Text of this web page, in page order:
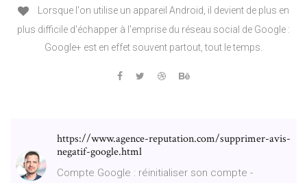
Lorsque l'on utilise un appareil Android, il devient de plus en
plus difficile d'échapper à l'emprise du réseau social de Google :
Google+ est en effet souvent partout, tout le temps.
https://www.agence-reputation.com/supprimer-avis-
negatif-google.html
Compte Google : réinitialiser son compte -